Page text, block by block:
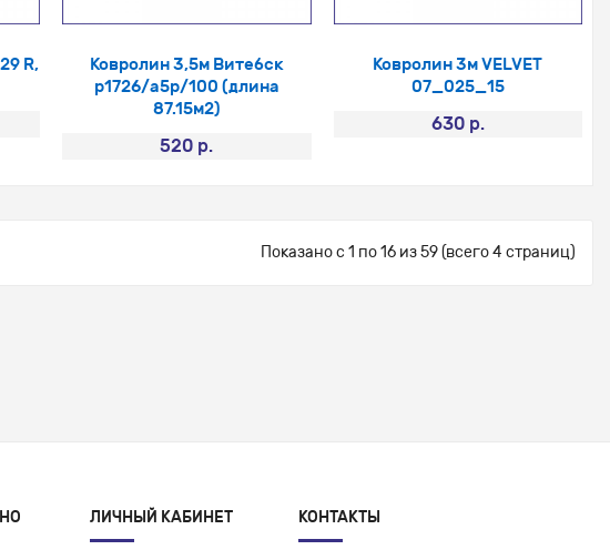
R,
Ковролин 3,5м Витебск
p1726/а5p/100 (длина
87.15м2)
520 р.
Ковролин 3м VELVET
07_025_15
630 р.
Показано с 1 по 16 из 59 (всего 4 страниц)
ЛИЧНЫЙ КАБИНЕТ КОНТАКТЫ